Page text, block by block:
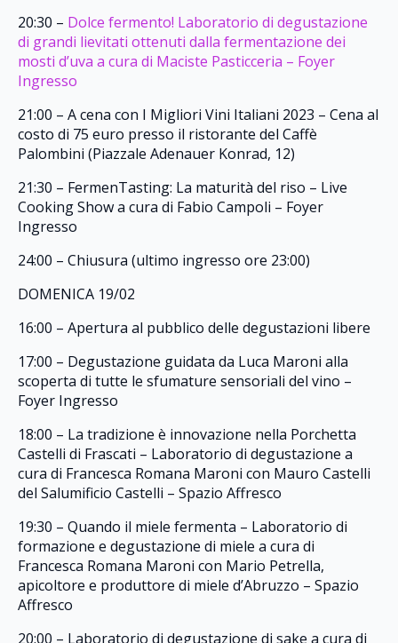
20:30 – Dolce fermento! Laboratorio di degustazione
di grandi lievitati ottenuti dalla fermentazione dei
mosti d’uva a cura di Maciste Pasticceria – Foyer
Ingresso
21:00 – A cena con I Migliori Vini Italiani 2023 – Cena al
costo di 75 euro presso il ristorante del Caffè
Palombini (Piazzale Adenauer Konrad, 12)
21:30 – FermenTasting: La maturità del riso – Live
Cooking Show a cura di Fabio Campoli – Foyer
Ingresso
24:00 – Chiusura (ultimo ingresso ore 23:00)
DOMENICA 19/02
16:00 – Apertura al pubblico delle degustazioni libere
17:00 – Degustazione guidata da Luca Maroni alla
scoperta di tutte le sfumature sensoriali del vino –
Foyer Ingresso
18:00 – La tradizione è innovazione nella Porchetta
Castelli di Frascati – Laboratorio di degustazione a
cura di Francesca Romana Maroni con Mauro Castelli
del Salumificio Castelli – Spazio Affresco
19:30 – Quando il miele fermenta – Laboratorio di
formazione e degustazione di miele a cura di
Francesca Romana Maroni con Mario Petrella,
apicoltore e produttore di miele d’Abruzzo – Spazio
Affresco
20:00 – Laboratorio di degustazione di sake a cura di